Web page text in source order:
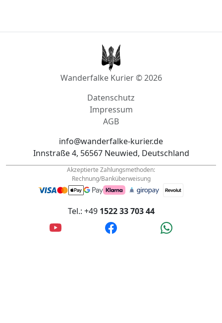
Bad Ems
Wanderfalke Kurier © 2026
Impressum
AGB
info@wanderfalke-kurier.de
Innstraße 4, 56567 Neuwied, Deutschland
Rechnung/Banküberweisung